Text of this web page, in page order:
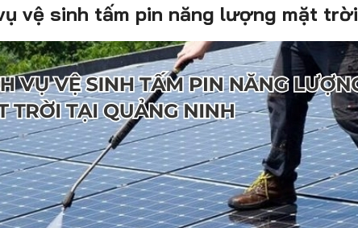
vệ sinh tấm pin năng lượng mặt trời